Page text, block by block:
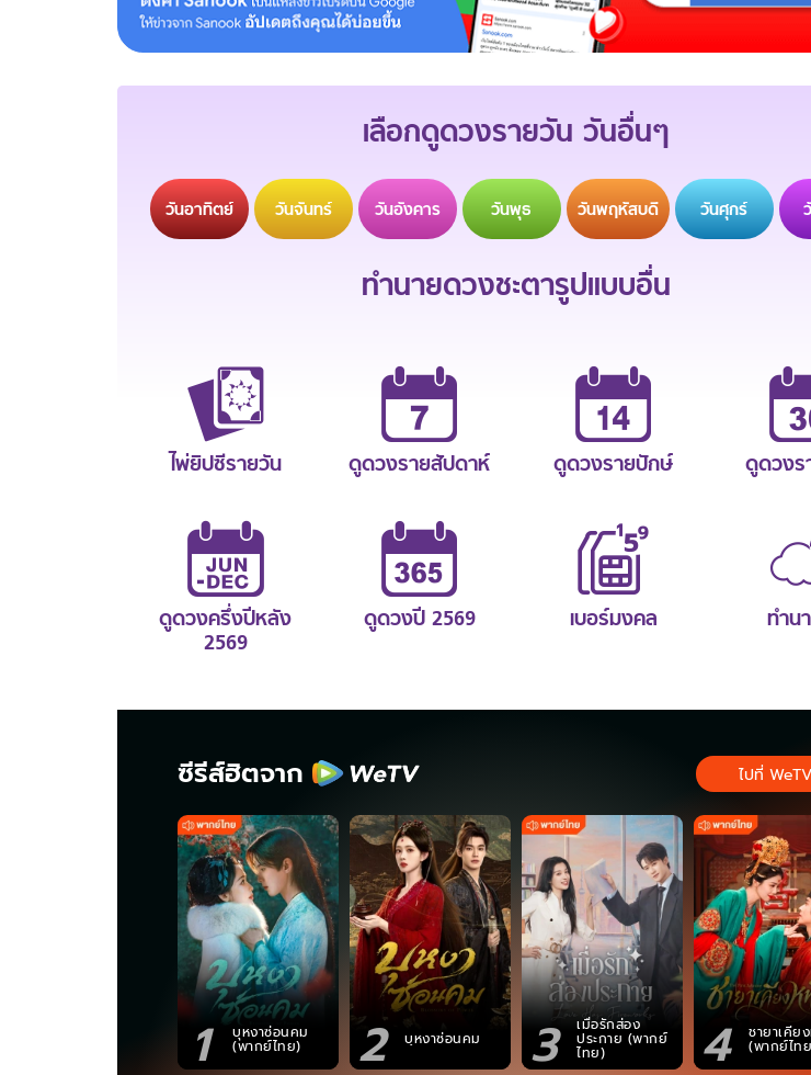
เลือกดูดวงรายวัน วันอื่นๆ
วันอาทิตย์ วันจันทร์ วันอังคาร วันพุธ วันพฤหัสบดี วันศุกร์
ทำนายดวงชะตารูปแบบอื่น
ไพ่ยิปซีรายวัน ดูดวงรายสัปดาห์ ดูดวงรายปักษ์ ดูดวงร
ดูดวงครึ่งปีหลัง
2569
ดูดวงปี 2569 เบอร์มงคล ทำน
ซีรีส์ฮิตจาก
1 บุหงาซ่อนคม
(พากย์ไทย) 2 บุหงาซ่อนคม 3 เมื่อรักส่อง
ประกาย (พากย์
ไทย) 4 ชายาเคีย
(พากย์ไท
ไปที่ WeTV